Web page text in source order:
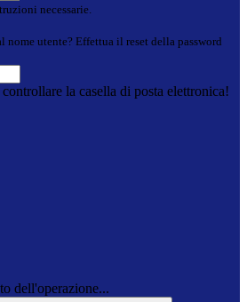
necessarie.
nome utente? Effettua il reset della password
la casella di posta elettronica!
dell'operazione...